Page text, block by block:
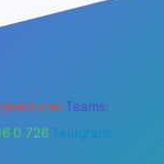
Teams:
0 726 Telegram: